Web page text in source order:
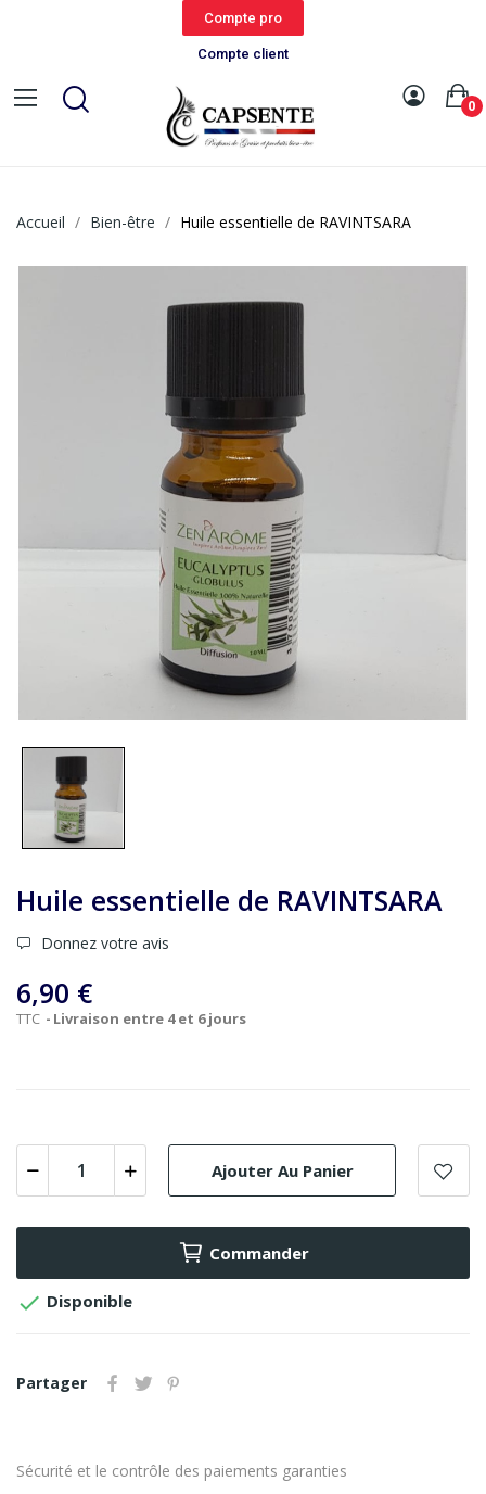
Compte pro
Compte client
0
Accueil Bien-être Huile essentielle de RAVINTSARA
Huile essentielle de RAVINTSARA
Donnez votre avis
6,90 €
TTC Livraison entre 4 et 6 jours
Ajouter Au Panier
Commander
 Disponible
Partager
Sécurité et le contrôle des paiements garanties